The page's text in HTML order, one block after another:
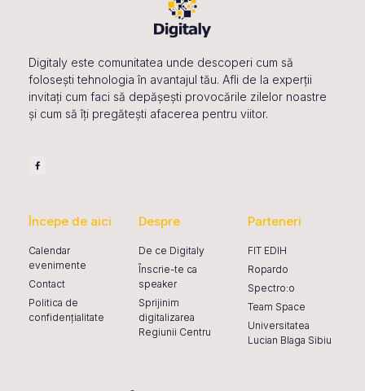
Digitaly este comunitatea unde descoperi cum să
folosești tehnologia în avantajul tău. Afli de la experții
invitați cum faci să depășești provocările zilelor noastre
și cum să îți pregătești afacerea pentru viitor.
Începe de aici
Calendar
evenimente
Contact
Politica de
confidențialitate
Despre
De ce Digitaly
Înscrie-te ca
speaker
Sprijinim
digitalizarea
Regiunii Centru
Parteneri
FIT EDIH
Ropardo
Spectro:o
Team Space
Universitatea
Lucian Blaga Sibiu